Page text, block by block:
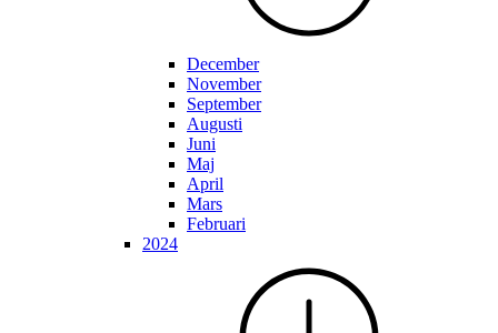
December
November
September
Augusti
Juni
Maj
April
Mars
Februari
2024